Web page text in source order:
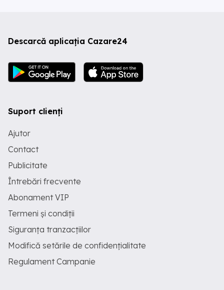
Descarcă aplicația Cazare24
Suport clienți
Ajutor
Contact
Publicitate
Întrebări frecvente
Abonament VIP
Termeni și condiții
Siguranța tranzacțiilor
Modifică setările de confidențialitate
Regulament Campanie